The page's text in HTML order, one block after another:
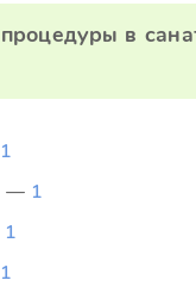
в
1
— 1
1
1